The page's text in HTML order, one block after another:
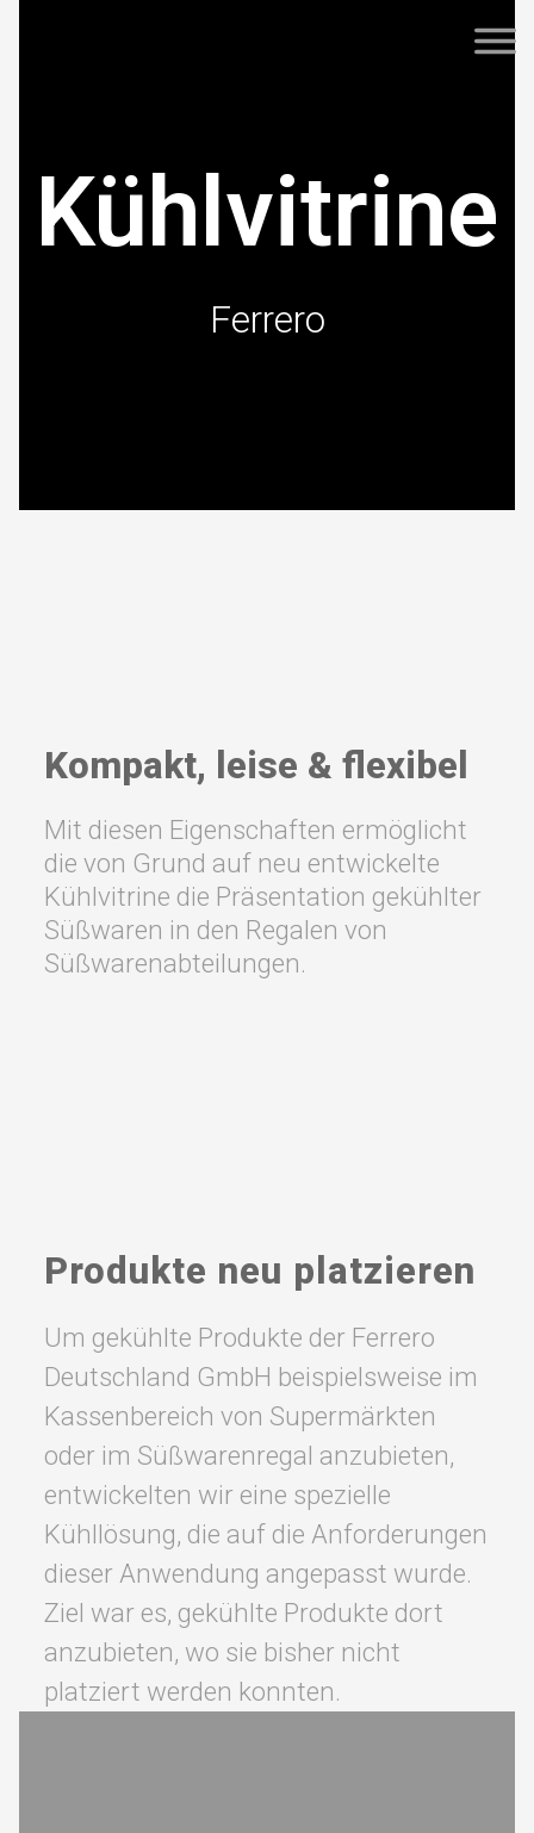
Kühlvitrine
Ferrero
Kompakt, leise & flexibel
Mit diesen Eigenschaften ermöglicht
die von Grund auf neu entwickelte
Kühlvitrine die Präsentation gekühlter
Süßwaren in den Regalen von
Süßwarenabteilungen.
Produkte neu platzieren
Um gekühlte Produkte der Ferrero
Deutschland GmbH beispielsweise im
Kassenbereich von Supermärkten
oder im Süßwarenregal anzubieten,
entwickelten wir eine spezielle
Kühllösung, die auf die Anforderungen
dieser Anwendung angepasst wurde.
Ziel war es, gekühlte Produkte dort
anzubieten, wo sie bisher nicht
platziert werden konnten.